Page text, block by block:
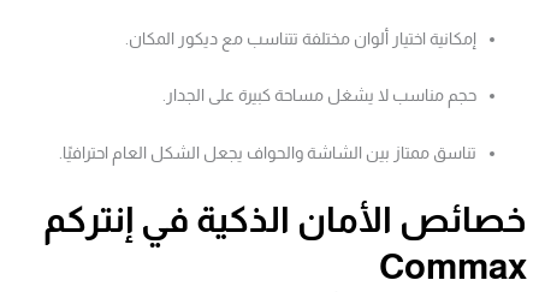
إمكانية اختيار ألوان مختلفة تتناسب مع ديكور المكان.
حجم مناسب لا يشغل مساحة كبيرة على الجدار.
تناسق ممتاز بين الشاشة والحواف يجعل الشكل العام احترافيًا.
خصائص الأمان الذكية في إنتركم
Commax